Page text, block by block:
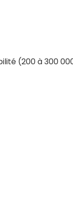
(200 à 300